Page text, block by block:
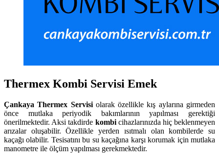
Thermex Kombi Servisi Emek
ÇankayaThermex Servisi olarak özellikle kış aylarına girmeden
önce mutlaka periyodik bakımlarının yapılması gerektiği
önerilmektedir. Aksi takdirde kombicihazlarınızda hiç beklenmeyen
arızalar oluşabilir. Özellikle yerden ısıtmalı olan kombilerde su
kaçağı olabilir. Tesisatını bu su kaçağına karşı korumak için mutlaka
manometre ile ölçüm yapılması gerekmektedir.